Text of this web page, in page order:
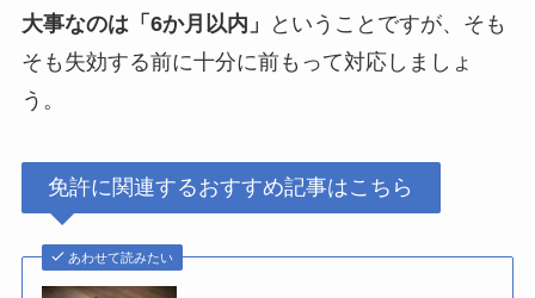
大事なのは「6か月以内」
ということですが、そも
そも失効する前に十分に前もって対応しましょ
う。
免許に関連するおすすめ記事はこちら
あわせて読みたい